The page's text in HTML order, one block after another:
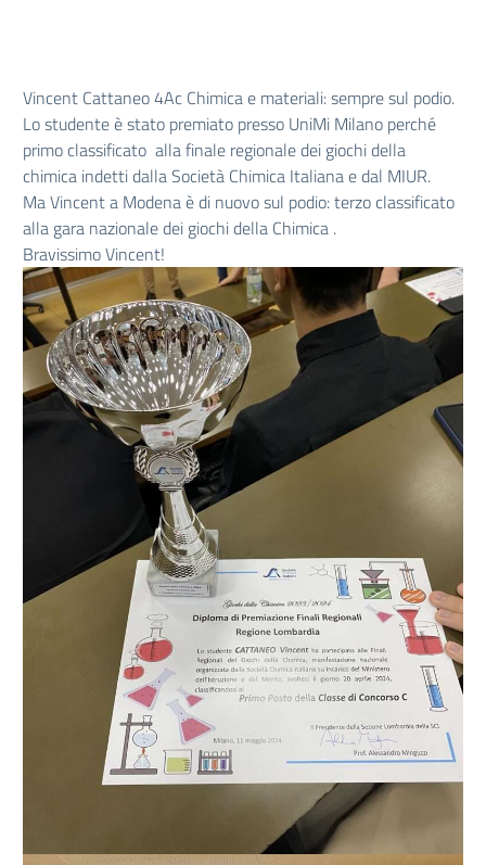
Vincent Cattaneo 4Ac Chimica e materiali: sempre sul podio.
Lo studente è stato premiato presso UniMi Milano perché
primo classificato alla finale regionale dei giochi della
chimica indetti dalla Società Chimica Italiana e dal MIUR.
Ma Vincent a Modena è di nuovo sul podio: terzo classificato
alla gara nazionale dei giochi della Chimica .
Bravissimo Vincent!